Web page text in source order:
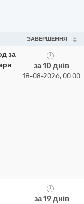
ЗАВЕРШЕННЯ
за
за 10 днів
18-08-2026, 00:00
за 19 днів